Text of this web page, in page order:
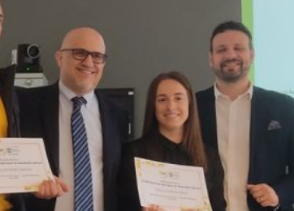
Regina di Cuori
Servizi di Inclusione Sociale
SMI Gli Acrobati – Lallio
Housing Sociale
Oltre la Terapia
Progetti in corso
Progetti conclusi